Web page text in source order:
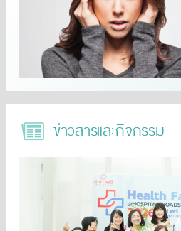
ข่าวสารและกิจกรรม